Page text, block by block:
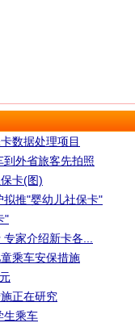
数据处理项目
到外省旅客先拍照
卡(图)
推"婴幼儿社保卡"
"
家介绍新卡各...
乘车安保措施
正在研究
生乘车